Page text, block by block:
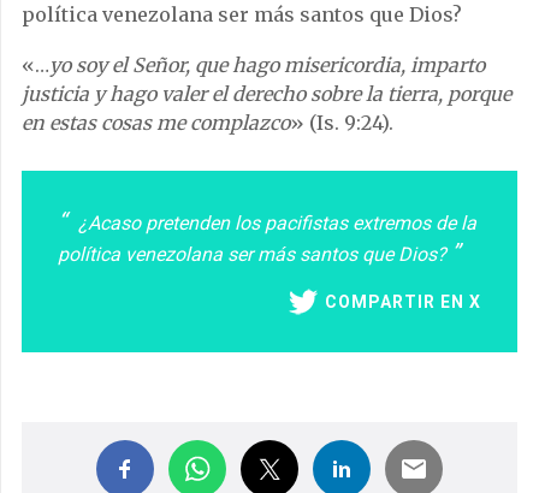
política venezolana ser más santos que Dios?
«…yo soy el Señor, que hago misericordia, imparto
justicia y hago valer el derecho sobre la tierra, porque
en estas cosas me complazco» (Is. 9:24).
¿Acaso pretenden los pacifistas extremos de la
política venezolana ser más santos que Dios?
COMPARTIR EN X